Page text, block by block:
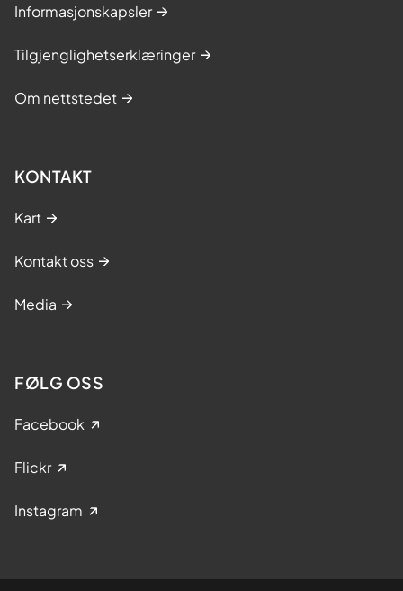
Informasjonskapsler
Tilgjenglighetserklæringer
Om nettstedet
KONTAKT
Kart
Kontakt oss
Media
FØLG OSS
Facebook
Flickr
Instagram